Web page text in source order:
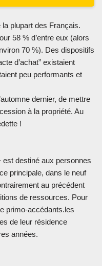
plupart des Français.
58 % d’entre eux (alors
70 %). Des dispositifs
d’achat” existaient
peu performants et
dernier, de mettre
à la propriété. Au
!
est destiné aux personnes
principale, dans le neuf
au précédent
de ressources. Pour
primo-accédants.les
de leur résidence
années.